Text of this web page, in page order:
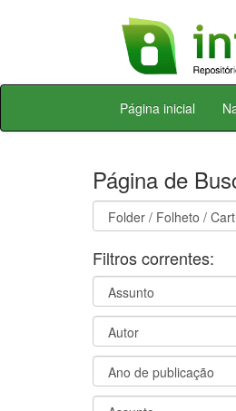
Skip
Página inicial
Página de
Filtros correntes: